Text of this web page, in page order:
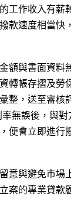
工作收入有
款速度相當快
額與書面資料
轉帳存摺及勞
整，送至審核
無誤後，與
便會立即進行
意與避免市場
案的專業貸款